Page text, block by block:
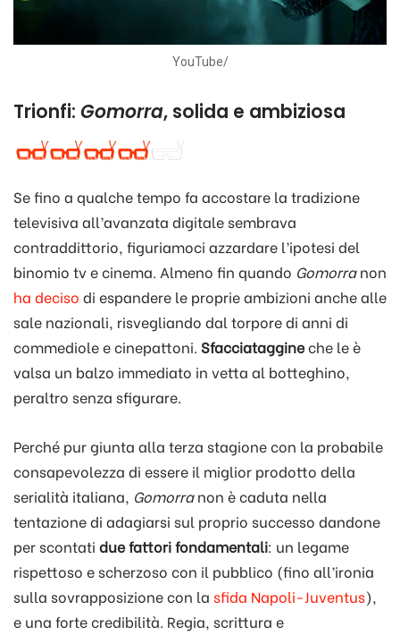
YouTube/
Trionfi: Gomorra, solida e ambiziosa
Se fino a qualche tempo fa accostare la tradizione
televisiva all’avanzata digitale sembrava
contraddittorio, figuriamoci azzardare l’ipotesi del
binomio tv e cinema. Almeno fin quando Gomorranon
ha deciso di espandere le proprie ambizioni anche alle
sale nazionali, risvegliando dal torpore di anni di
commediole e cinepattoni. Sfacciataggineche le è
valsa un balzo immediato in vetta al botteghino,
peraltro senza sfigurare.
Perché pur giunta alla terza stagione con la probabile
consapevolezza di essere il miglior prodotto della
serialità italiana, Gomorranon è caduta nella
tentazione di adagiarsi sul proprio successo dandone
per scontati due fattori fondamentali: un legame
rispettoso e scherzoso con il pubblico (fino all’ironia
sulla sovrapposizione con la sfida Napoli-Juventus),
e una forte credibilità. Regia, scrittura e